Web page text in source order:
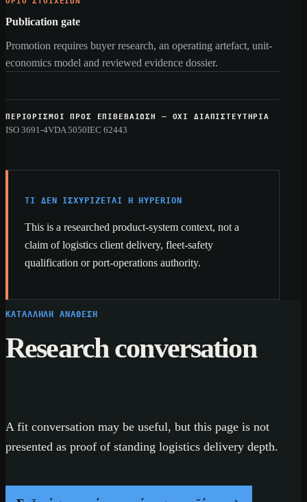
Publication gate
Promotion requires buyer research, an operating artefact, unit-
economics model and reviewed evidence dossier.
ΠΕΡΙΟΡΙΣΜΟΊ ΠΡΟΣ ΕΠΙΒΕΒΑΊΩΣΗ — ΌΧΙ ΔΙΑΠΙΣΤΕΥΤΉΡΙΑ
ISO 3691-4VDA 5050IEC 62443
ΤΙ ΔΕΝ ΙΣΧΥΡΊΖΕΤΑΙ Η HYPERION
This is a researched product-system context, not a
claim of logistics client delivery, fleet-safety
qualification or port-operations authority.
ΚΑΤΆΛΛΗΛΗ ΑΝΆΘΕΣΗ
Research conversation
A fit conversation may be useful, but this page is not
presented as proof of standing logistics delivery depth.